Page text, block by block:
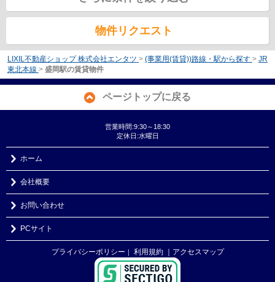
物件リクエスト
LIXIL不動産ショップ 株式会社エンタツ > (事業用(賃貸))路線・駅から探す > JR
東北本線 > 盛岡駅の賃貸物件
ページトップに戻る
営業時間:9:30～18:30
定休日:水曜日
ホーム
会社概要
お問い合わせ
PCサイト
プライバシーポリシー ｜ 利用規約 ｜アクセスマップ